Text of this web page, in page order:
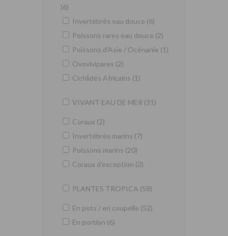
(6)
Invertébrés eau douce (6)
Poissons rares eau douce (2)
Poissons d'Asie / Océnanie (1)
Ovovivipares (2)
Cichlidés Africains (1)
VIVANT EAU DE MER (31)
Coraux (2)
Invertébrés marins (7)
Poissons marins (20)
Coraux d'exception (2)
PLANTES TROPICA (58)
En pots / en coupelle (52)
En portion (6)